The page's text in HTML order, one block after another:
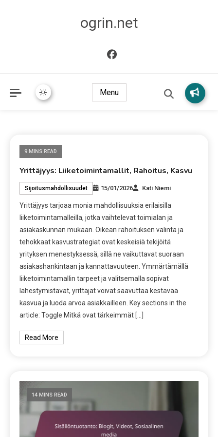
ogrin.net
Menu
9 MINS READ
Yrittäjyys: Liiketoimintamallit, Rahoitus, Kasvu
Sijoitusmahdollisuudet 15/01/2026 Kati Niemi
Yrittäjyys tarjoaa monia mahdollisuuksia erilaisilla
liiketoimintamalleilla, jotka vaihtelevat toimialan ja
asiakaskunnan mukaan. Oikean rahoituksen valinta ja
tehokkaat kasvustrategiat ovat keskeisiä tekijöitä
yrityksen menestyksessä, sillä ne vaikuttavat suoraan
asiakashankintaan ja kannattavuuteen. Ymmärtämällä
liiketoimintamallin tarpeet ja valitsemalla sopivat
lähestymistavat, yrittäjät voivat saavuttaa kestävää
kasvua ja luoda arvoa asiakkailleen. Key sections in the
article: Toggle Mitkä ovat tärkeimmät […]
Read More
14 MINS READ